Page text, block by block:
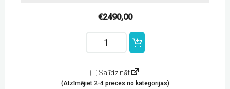
€2490,00
Board
86"
(SBID-
GX086-
Salīdzināt
(Atzīmējiet 2-4 preces no kategorijas)